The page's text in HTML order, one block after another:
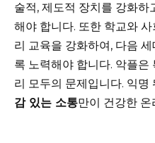
술적, 제도적 장치를 강화하
해야 합니다. 또한 학교와
리 교육을 강화하여, 다음
록 노력해야 합니다. 악플
리 모두의 문제입니다. 익명
감 있는 소통만이 건강한